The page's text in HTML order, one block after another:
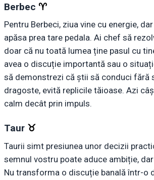
Berbec ♈︎
Pentru Berbeci, ziua vine cu energie,
apăsa prea tare pedala. Ai chef să
doar că nu toată lumea ține pasul cu
avea o discuție importantă sau o
să demonstrezi că știi să conduci fără
dragoste, evită replicile tăioase. Azi
calm decât prin impuls.
Taur ♉︎
Taurii simt presiunea unor decizii
semnul vostru poate aduce ambiție,
Nu transforma o discuție banală într-o